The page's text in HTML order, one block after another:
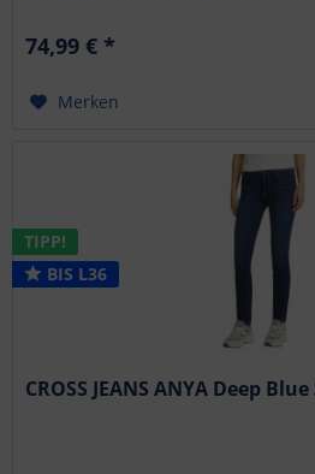
74,99 € *
Merken
TIPP!
BIS L36
CROSS JEANS ANYA Deep